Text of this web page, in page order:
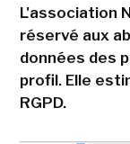
L'association
réservé aux
données des
profil. Elle
RGPD.